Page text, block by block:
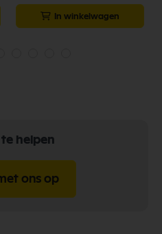
In winkelwagen
helpen
ons op